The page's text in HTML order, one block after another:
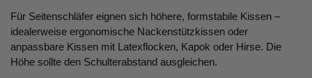
Für Seitenschläfer eignen sich höhere, formstabile Kissen –
idealerweise ergonomische Nackenstützkissen oder
anpassbare Kissen mit Latexflocken, Kapok oder Hirse. Die
Höhe sollte den Schulterabstand ausgleichen.